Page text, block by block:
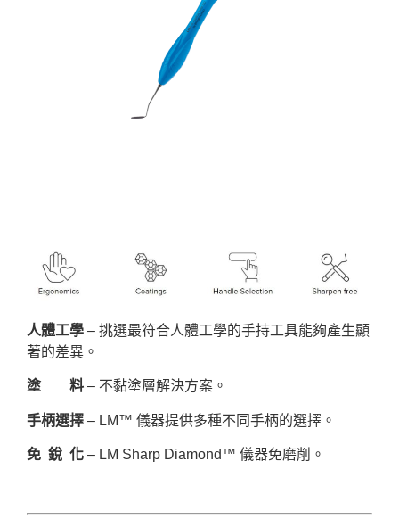
人體工學 – 挑選最符合人體工學的手持工具能夠產生顯
著的差異。
塗 料 – 不黏塗層解決方案。
手柄選擇 – LM™ 儀器提供多種不同手柄的選擇。
免 銳 化 – LM Sharp Diamond™ 儀器免磨削。